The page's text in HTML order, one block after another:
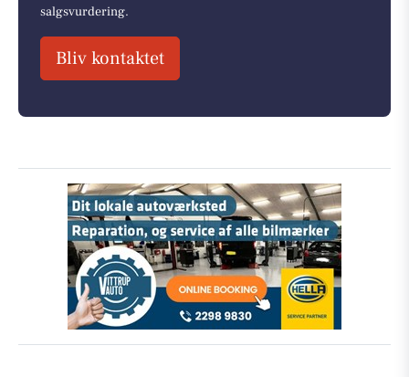
salgsvurdering.
Bliv kontaktet